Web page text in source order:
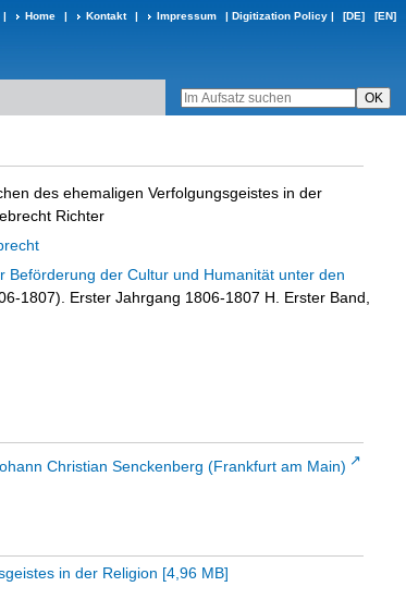
| Home | Kontakt | Impressum | Digitization Policy | [DE] [EN]
des ehemaligen Verfolgungsgeistes in der
Richter
Beförderung der Cultur und Humanität unter den
1807). Erster Jahrgang 1806-1807 H. Erster Band,
Christian Senckenberg (Frankfurt am Main)
in der Religion [4,96 MB]